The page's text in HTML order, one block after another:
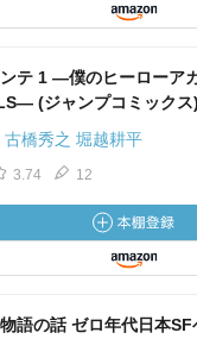
テ 1 ―僕のヒーローア
(ジャンプコミックス)
古橋秀之 堀越耕平
3.74 12
語の話 ゼロ年代日本